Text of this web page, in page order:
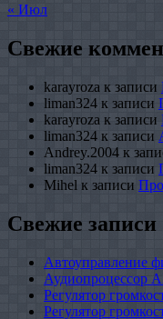
« Июл
Свежие
karayroza к записи
liman324 к записи
karayroza к записи
liman324 к записи
Andrey.2004 к
liman324 к записи
Mihel к записи
Свежие записи
Автоуправление
Аудиопроцессор
Регулятор
Регулятор